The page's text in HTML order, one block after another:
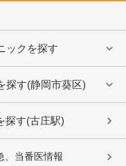
ックを探す
探す(静岡市葵区)
探す(古庄駅)
、当番医情報